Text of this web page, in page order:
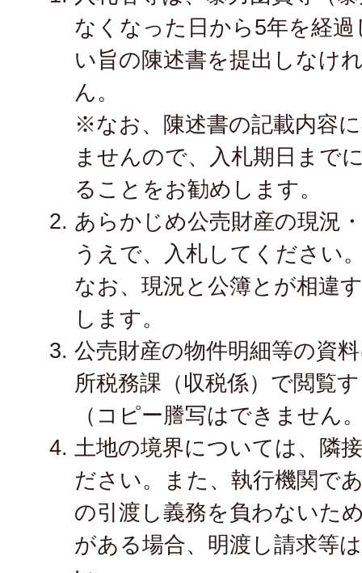
なくなった日から5年を経
い旨の陳述書を提出しなけ
ん。
※なお、陳述書の記載内容
ませんので、入札期日まで
ることをお勧めします。
あらかじめ公売財産の現況
うえで、入札してください
なお、現況と公簿とが相違
します。
公売財産の物件明細等の資
所税務課（収税係）で閲覧
（コピー謄写はできません
土地の境界については、隣
ださい。また、執行機関で
の引渡し義務を負わないた
がある場合、明渡し請求等